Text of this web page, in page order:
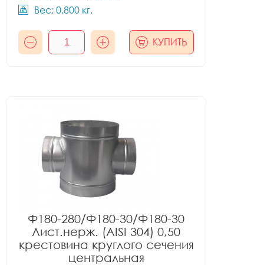
Вес: 0.800 кг.
КУПИТЬ
Ф180-280/Ф180-30/Ф180-30
Лист.нерж. (AISI 304) 0,50
крестовина круглого сечения
центральная